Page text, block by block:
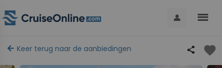
person menu
arrow_back Keer terug naar de aanbiedingen share favorite